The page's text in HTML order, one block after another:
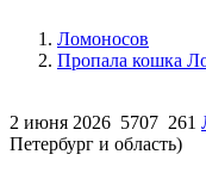
Ломоносов
Пропала кошка
2 июня 2026 5707 261
Петербург и область)